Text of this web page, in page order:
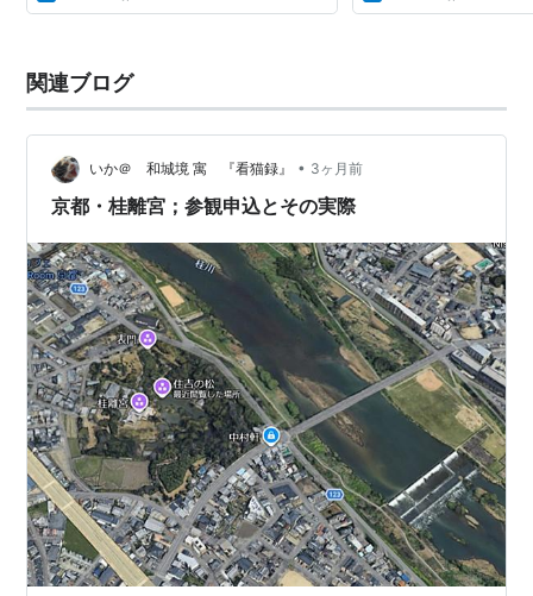
関連ブログ
いか＠ 和城境 寓 『看猫録』 • 3ヶ月前
京都・桂離宮；参観申込とその実際